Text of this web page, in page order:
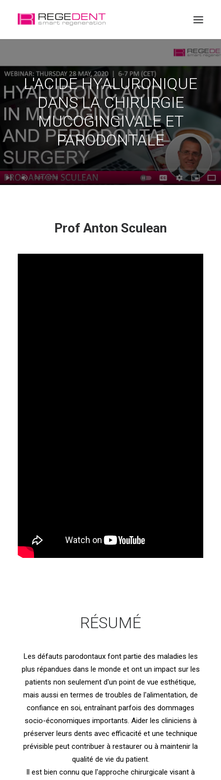
Accueil
La régénération dentaire
Produits
Éducation
A propos de Regedent
L'ACIDE HYALURONIQUE
DANS LA CHIRURGIE
MUCOGINGIVALE ET
PARODONTALE
Prof Anton Sculean
RÉSUMÉ
Les défauts parodontaux font partie des maladies les
plus répandues dans le monde et ont un impact sur les
patients non seulement d'un point de vue esthétique,
mais aussi en termes de troubles de l'alimentation, de
confiance en soi, entraînant parfois des dommages
socio-économiques importants. Aider les cliniciens à
préserver leurs dents avec efficacité et une technique
prévisible peut contribuer à restaurer ou à maintenir la
qualité de vie du patient.
Il est bien connu que l'approche chirurgicale visant à